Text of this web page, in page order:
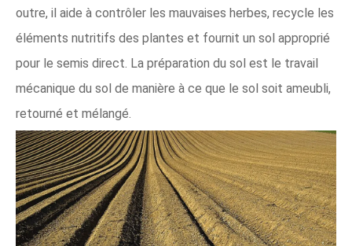
outre, il aide à contrôler les mauvaises herbes, recycle les
éléments nutritifs des plantes et fournit un sol approprié
pour le semis direct. La préparation du sol est le travail
mécanique du sol de manière à ce que le sol soit ameubli,
retourné et mélangé.